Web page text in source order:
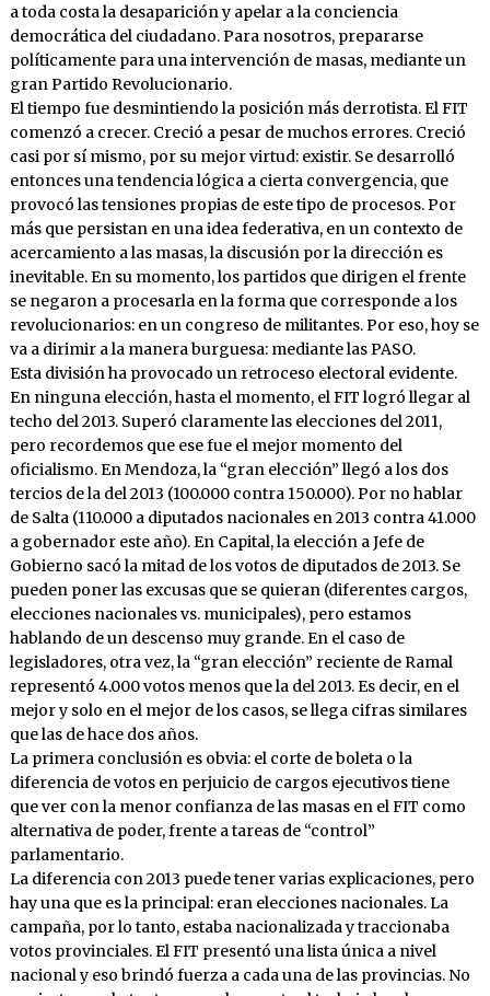
a toda costa la desaparición y apelar a la conciencia
democrática del ciudadano. Para nosotros, prepararse
políticamente para una intervención de masas, mediante un
gran Partido Revolucionario.
El tiempo fue desmintiendo la posición más derrotista. El FIT
comenzó a crecer. Creció a pesar de muchos errores. Creció
casi por sí mismo, por su mejor virtud: existir. Se desarrolló
entonces una tendencia lógica a cierta convergencia, que
provocó las tensiones propias de este tipo de procesos. Por
más que persistan en una idea federativa, en un contexto de
acercamiento a las masas, la discusión por la dirección es
inevitable. En su momento, los partidos que dirigen el frente
se negaron a procesarla en la forma que corresponde a los
revolucionarios: en un congreso de militantes. Por eso, hoy se
va a dirimir a la manera burguesa: mediante las PASO.
Esta división ha provocado un retroceso electoral evidente.
En ninguna elección, hasta el momento, el FIT logró llegar al
techo del 2013. Superó claramente las elecciones del 2011,
pero recordemos que ese fue el mejor momento del
oficialismo. En Mendoza, la “gran elección” llegó a los dos
tercios de la del 2013 (100.000 contra 150.000). Por no hablar
de Salta (110.000 a diputados nacionales en 2013 contra 41.000
a gobernador este año). En Capital, la elección a Jefe de
Gobierno sacó la mitad de los votos de diputados de 2013. Se
pueden poner las excusas que se quieran (diferentes cargos,
elecciones nacionales vs. municipales), pero estamos
hablando de un descenso muy grande. En el caso de
legisladores, otra vez, la “gran elección” reciente de Ramal
representó 4.000 votos menos que la del 2013. Es decir, en el
mejor y solo en el mejor de los casos, se llega cifras similares
que las de hace dos años.
La primera conclusión es obvia: el corte de boleta o la
diferencia de votos en perjuicio de cargos ejecutivos tiene
que ver con la menor confianza de las masas en el FIT como
alternativa de poder, frente a tareas de “control”
parlamentario.
La diferencia con 2013 puede tener varias explicaciones, pero
hay una que es la principal: eran elecciones nacionales. La
campaña, por lo tanto, estaba nacionalizada y traccionaba
votos provinciales. El FIT presentó una lista única a nivel
nacional y eso brindó fuerza a cada una de las provincias. No